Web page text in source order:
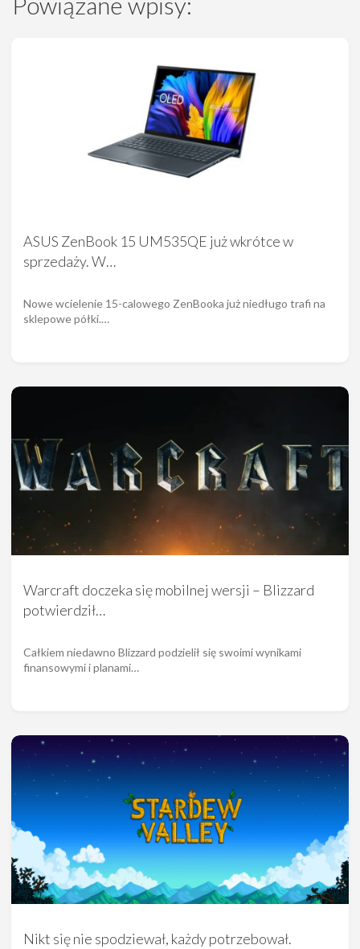
ASUS ZenBook 15 UM535QE już wkrótce w
sprzedaży. W…
Nowe wcielenie 15-calowego ZenBooka już niedługo trafi na
sklepowe półki.…
Warcraft doczeka się mobilnej wersji – Blizzard
potwierdził…
Całkiem niedawno Blizzard podzielił się swoimi wynikami
finansowymi i planami…
Nikt się nie spodziewał, każdy potrzebował.